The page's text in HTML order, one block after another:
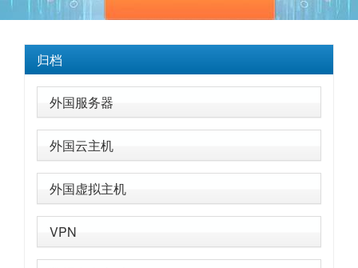
归档
外国服务器
外国云主机
外国虚拟主机
VPN